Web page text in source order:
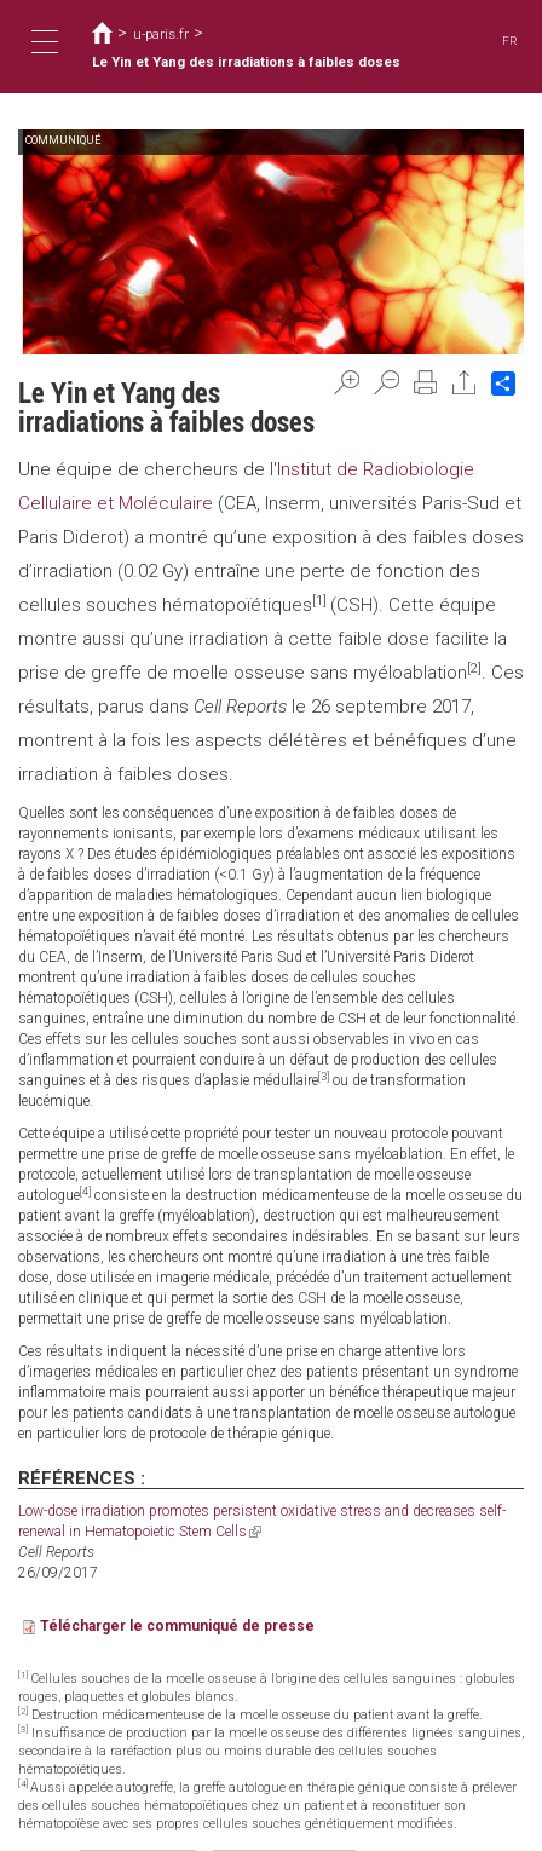
容
Toggle
navigation
在
這
裡
> u-paris.fr >
Le Yin et Yang des irradiations à faibles doses
FR
COMMUNIQUÉ
Le Yin et Yang des
irradiations à faibles doses
Une équipe de chercheurs de l' Institut de Radiobiologie
Cellulaire et Moléculaire (CEA, Inserm, universités Paris-Sud et
Paris Diderot) a montré qu’une exposition à des faibles doses
d’irradiation (0.02 Gy) entraîne une perte de fonction des
cellules souches hématopoïétiques [1] (CSH). Cette équipe
montre aussi qu’une irradiation à cette faible dose facilite la
prise de greffe de moelle osseuse sans myéloablation [2] . Ces
résultats, parus dans Cell Reports le 26 septembre 2017,
montrent à la fois les aspects délétères et bénéfiques d’une
irradiation à faibles doses.
Quelles sont les conséquences d’une exposition à de faibles doses de
rayonnements ionisants, par exemple lors d’examens médicaux utilisant les
rayons X ? Des études épidémiologiques préalables ont associé les expositions
à de faibles doses d’irradiation (<0.1 Gy) à l’augmentation de la fréquence
d’apparition de maladies hématologiques. Cependant aucun lien biologique
entre une exposition à de faibles doses d’irradiation et des anomalies de cellules
hématopoïétiques n’avait été montré. Les résultats obtenus par les chercheurs
du CEA, de l’Inserm, de l’Université Paris Sud et l’Université Paris Diderot
montrent qu’une irradiation à faibles doses de cellules souches
hématopoïétiques (CSH), cellules à l’origine de l’ensemble des cellules
sanguines, entraîne une diminution du nombre de CSH et de leur fonctionnalité.
Ces effets sur les cellules souches sont aussi observables in vivo en cas
d’inflammation et pourraient conduire à un défaut de production des cellules
sanguines et à des risques d’aplasie médullaire [3] ou de transformation
leucémique.
Cette équipe a utilisé cette propriété pour tester un nouveau protocole pouvant
permettre une prise de greffe de moelle osseuse sans myéloablation. En effet, le
protocole, actuellement utilisé lors de transplantation de moelle osseuse
autologue [4] consiste en la destruction médicamenteuse de la moelle osseuse du
patient avant la greffe (myéloablation), destruction qui est malheureusement
associée à de nombreux effets secondaires indésirables. En se basant sur leurs
observations, les chercheurs ont montré qu’une irradiation à une très faible
dose, dose utilisée en imagerie médicale, précédée d’un traitement actuellement
utilisé en clinique et qui permet la sortie des CSH de la moelle osseuse,
permettait une prise de greffe de moelle osseuse sans myéloablation.
Ces résultats indiquent la nécessité d’une prise en charge attentive lors
d’imageries médicales en particulier chez des patients présentant un syndrome
inflammatoire mais pourraient aussi apporter un bénéfice thérapeutique majeur
pour les patients candidats à une transplantation de moelle osseuse autologue
en particulier lors de protocole de thérapie génique.
RÉFÉRENCES :
Low-dose irradiation promotes persistent oxidative stress and decreases self-
renewal in Hematopoietic Stem Cells (link
Cell Reports
26/09/2017
Télécharger le communiqué de presse
[1]
Cellules souches de la moelle osseuse à l’origine des cellules sanguines : globules
rouges, plaquettes et globules blancs.
[2] Destruction médicamenteuse de la moelle osseuse du patient avant la greffe.
[3]
Insuffisance de production par la moelle osseuse des différentes lignées sanguines,
secondaire à la raréfaction plus ou moins durable des cellules souches
hématopoïétiques.
[4] Aussi appelée autogreffe, la greffe autologue en thérapie génique consiste à prélever
des cellules souches hématopoïétiques chez un patient et à reconstituer son
hématopoïèse avec ses propres cellules souches génétiquement modifiées.